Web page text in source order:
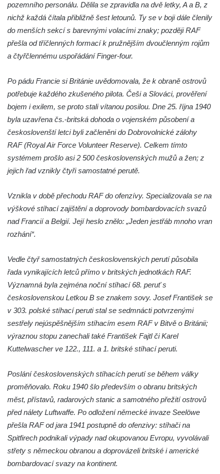
Socha svatého Václava na schodišti ke
kostelu Nanebevzetí Panny Marie ve
Vilémově
ke kostelu Nanebevzetí Panny Marie ve
Vilémově
Socha svatého Vojtěcha na schodišti ke
kostelu Nanebevzetí Panny Marie ve
Vilémově
Socha putti II. na schodišti ke kostelu
Nanebevzetí Panny Marie ve Vilémově
Nanebevzetí Panny Marie ve Vilémově
Socha svaté Anny na mostě přes
Vilémovský potok pod kostelem
Nanebevzetí Panny Marie ve Vilémově
Vilémovský potok pod kostelem
Nanebevzetí Panny Marie ve Vilémově
Socha svatého Jana u dveří kostela
svatého Václava ve Šluknově
Socha svatého Pavla u dveří kostela
svatého Václava ve Šluknově
Socha svatého Jana Nepomuckého na
Socha Piety v Okružní ulici ve Frýdlantu
Socha Albrechta z Valdštejna na náměstí T.
G. Masaryka ve Frýdlantu
Reliéf Albrechta z Valdštejna na
Valdštejnské lékárně na Hrnčířském
náměstí ve Frýdlantu
Pamětní kámen Pamět v krajině Trojmezí u
Křížové cesty na Křížovém vrchu ve
pozemního personálu. Dělila se zpravidla na dvě letky, A a B, z
nichž každá čítala přibližně šest letounů. Ty se v boji dále členily
do menších sekcí s barevnými volacími znaky; později RAF
přešla od tříčlenných formací k pružnějším dvoučlenným rojům
a čtyřčlennému uspořádání Finger-four.
Po pádu Francie si Británie uvědomovala, že k obraně ostrovů
potřebuje každého zkušeného pilota. Češi a Slováci, prověření
bojem i exilem, se proto stali vítanou posilou. Dne 25. října 1940
byla uzavřena čs.-britská dohoda o vojenském působení a
českoslovenští letci byli začleněni do Dobrovolnické zálohy
RAF (Royal Air Force Volunteer Reserve). Celkem tímto
systémem prošlo asi 2 500 československých mužů a žen; z
jejich řad vznikly čtyři samostatné perutě.
Vznikla v době přechodu RAF do ofenzívy. Specializovala se na
výškové stíhací zajištění a doprovody bombardovacích svazů
nad Francií a Belgií. Její heslo znělo: „Jeden jestřáb mnoho vran
rozhání“.
Vedle čtyř samostatných československých perutí působila
řada vynikajících letců přímo v britských jednotkách RAF.
Významná byla zejména noční stíhací 68. peruť s
československou Letkou B se znakem sovy. Josef František se
v 303. polské stíhací peruti stal se sedmnácti potvrzenými
sestřely nejúspěšnějším stíhacím esem RAF v Bitvě o Británii;
výraznou stopu zanechali také František Fajtl či Karel
Kuttelwascher ve 122., 111. a 1. britské stíhací peruti.
Poslání československých stíhacích perutí se během války
proměňovalo. Roku 1940 šlo především o obranu britských
měst, přístavů, radarových stanic a samotného přežití ostrovů
před nálety Luftwaffe. Po odložení německé invaze Seelöwe
přešla RAF od jara 1941 postupně do ofenzivy: stíhači na
Spitfirech podnikali výpady nad okupovanou Evropu, vyvolávali
střety s německou obranou a doprovázeli britské i americké
bombardovací svazy na kontinent.